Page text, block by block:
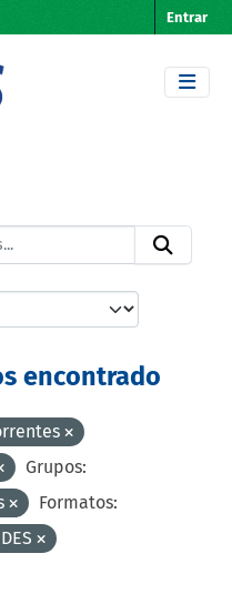
Entrar
encontrado
Grupos:
Formatos: